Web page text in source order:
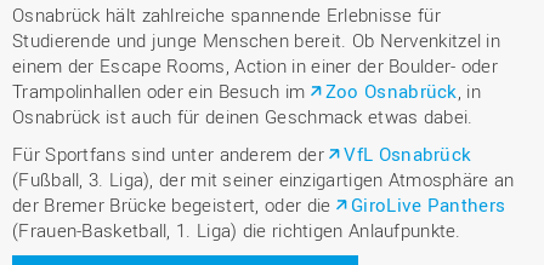
Osnabrück hält zahlreiche spannende Erlebnisse für
Studierende und junge Menschen bereit. Ob Nervenkitzel in
einem der Escape Rooms, Action in einer der Boulder- oder
Trampolinhallen oder ein Besuch im
Zoo Osnabrück , in
Osnabrück ist auch für deinen Geschmack etwas dabei.
Für Sportfans sind unter anderem der
VfL Osnabrück
(Fußball, 3. Liga), der mit seiner einzigartigen Atmosphäre an
der Bremer Brücke begeistert, oder die
GiroLive Panthers
(Frauen-Basketball, 1. Liga) die richtigen Anlaufpunkte.